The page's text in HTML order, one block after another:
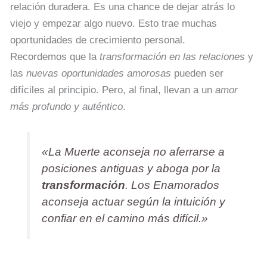
relación duradera. Es una chance de dejar atrás lo
viejo y empezar algo nuevo. Esto trae muchas
oportunidades de crecimiento personal.
Recordemos que la transformación en las relaciones y
las nuevas oportunidades amorosas pueden ser
difíciles al principio. Pero, al final, llevan a un amor
más profundo y auténtico.
«La Muerte aconseja no aferrarse a
posiciones antiguas y aboga por la
transformación. Los Enamorados
aconseja actuar según la intuición y
confiar en el camino más difícil.»